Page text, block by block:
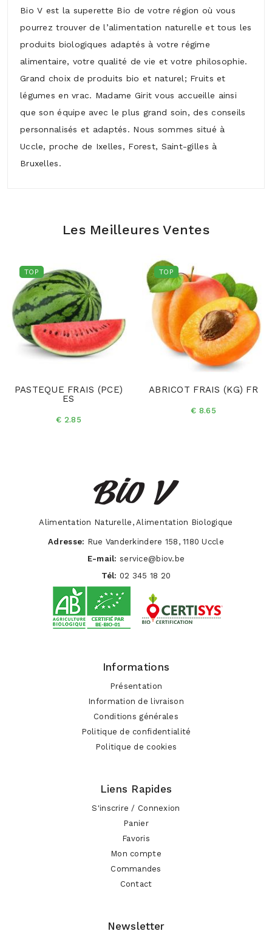
Bio V est la superette Bio de votre région où vous
pourrez trouver de l’alimentation naturelle et tous les
produits biologiques adaptés à votre régime
alimentaire, votre qualité de vie et votre philosophie.
Grand choix de produits bio et naturel; Fruits et
légumes en vrac. Madame Girit vous accueille ainsi
que son équipe avec le plus grand soin, des conseils
personnalisés et adaptés. Nous sommes situé à
Uccle, proche de Ixelles, Forest, Saint-gilles à
Bruxelles.
Les Meilleures Ventes
TOP
PASTEQUE FRAIS (PCE)
ES
€ 2.85
TOP
ABRICOT FRAIS (KG) FR
€ 8.65
Alimentation Naturelle, Alimentation Biologique
Adresse: Rue Vanderkindere 158, 1180 Uccle
E-mail: service@biov.be
Tél: 02 345 18 20
Informations
Présentation
Information de livraison
Conditions générales
Politique de confidentialité
Politique de cookies
Liens Rapides
S'inscrire / Connexion
Panier
Favoris
Mon compte
Commandes
Contact
Newsletter